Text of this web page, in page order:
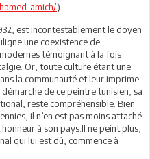
amich/)
est incontestablement le doyen
une coexistence de
témoignant à la fois
Or, toute culture étant une
la communauté et leur imprime
de ce peintre tunisien, sa
reste compréhensible. Bien
il n’en est pas moins attaché
à son pays.Il ne peint plus,
qui lui est dû, commence à